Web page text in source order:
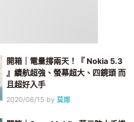
開箱｜電量撐兩天！『 Nokia 5.3
』續航超強、螢幕超大、四鏡頭 而
且超好入手
2020/06/15 by莫娜